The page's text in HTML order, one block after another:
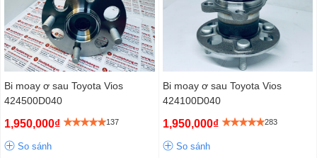
Bi moay ơ sau Toyota Vios
424500D040
1,950,000₫ 137
So sánh
Bi moay ơ sau Toyota Vios
424100D040
1,950,000₫ 283
So sánh